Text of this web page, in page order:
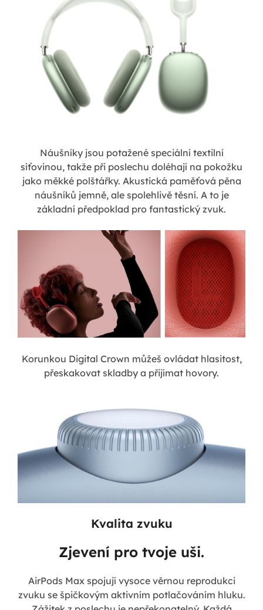
Náušníky jsou potažené speciální textilní
síťovinou, takže při poslechu doléhají na pokožku
jako měkké polštářky. Akustická paměťová pěna
náušníků jemně, ale spolehlivě těsní. A to je
základní předpoklad pro fantastický zvuk.
Korunkou Digital Crown můžeš ovládat hlasitost,
přeskakovat skladby a přijímat hovory.
Kvalita zvuku
Zjevení pro tvoje uši.
AirPods Max spojují vysoce věrnou reprodukci
zvuku se špičkovým aktivním potlačováním hluku.